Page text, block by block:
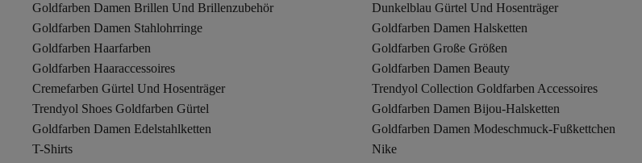
Goldfarben Damen Brillen Und Brillenzubehör
Dunkelblau Gürtel Und Hosenträger
Goldfarben Damen Stahlohrringe
Goldfarben Damen Halsketten
Goldfarben Haarfarben
Goldfarben Große Größen
Goldfarben Haaraccessoires
Goldfarben Damen Beauty
Cremefarben Gürtel Und Hosenträger
Trendyol Collection Goldfarben Accessoires
Trendyol Shoes Goldfarben Gürtel
Goldfarben Damen Bijou-Halsketten
Goldfarben Damen Edelstahlketten
Goldfarben Damen Modeschmuck-Fußkettchen
T-Shirts
Nike